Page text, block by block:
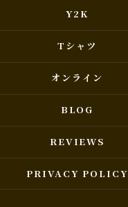
Y2K
Tシャツ
オンライン
BLOG
REVIEWS
PRIVACY POLICY